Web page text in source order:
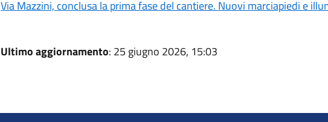
Via Mazzini, conclusa la prima fase del cantiere. Nuovi marciapiedi e
Ultimo aggiornamento: 25 giugno 2026, 15:03